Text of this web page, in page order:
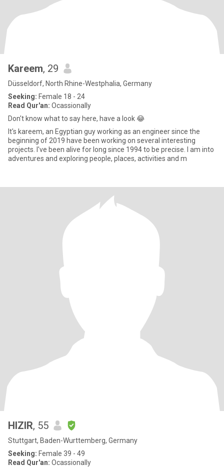
Kareem, 29
Düsseldorf, North Rhine-Westphalia, Germany
Seeking: Female 18 - 24
Read Qur'an: Ocassionally
Don't know what to say here, have a look 😂
It's kareem, an Egyptian guy working as an engineer since the
beginning of 2019 have been working on several interesting
projects. I've been alive for long since 1994 to be precise. I am into
adventures and exploring people, places, activities and m
HIZIR, 55
Stuttgart, Baden-Wurttemberg, Germany
Seeking: Female 39 - 49
Read Qur'an: Ocassionally